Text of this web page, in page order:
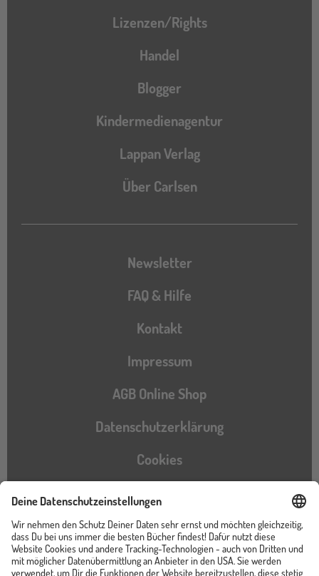
Lizenzen/Rights
Handel
Blogger
Kindermedienagentur
Lappan Verlag
Über Carlsen
Newsletter
FAQ & Hilfe
Kontakt
Impressum
AGB Online Shop
Datenschutzerklärung
Cookies
Barrierefreiheitserklärung
Instagram
TikTokPinterestYouTubeFacebook